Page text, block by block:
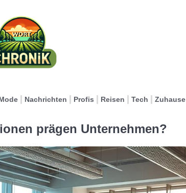
Nachrichten Profis Reisen Tech Zuhause
prägen Unternehmen?